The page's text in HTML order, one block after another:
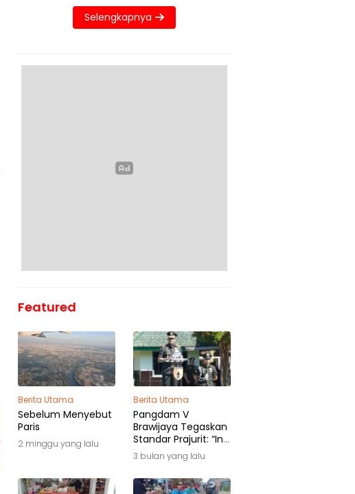
Selengkapnya
Featured
Berita Utama
Sebelum Menyebut
Paris
2 minggu yang lalu
Berita Utama
Pangdam V
Brawijaya Tegaskan
Standar Prajurit: “Ini
Awal Pengabdian,
Bukan Akhir
Perjalanan”
3 bulan yang lalu